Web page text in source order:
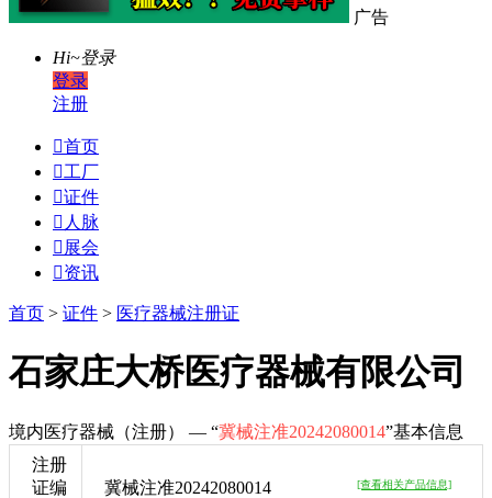
广告
Hi~登录
登录
注册
首页
工厂
证件
 人脉
 展会
资讯
首页 > 证件 > 医疗器械注册证
石家庄大桥医疗器械有限公司
境内医疗器械（注册） — “冀械注准20242080014”基本信息
注册
证编
冀械注准20242080014 [查看相关产品信息]